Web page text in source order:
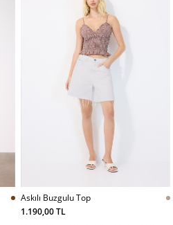
Askılı Buzgulu Top
1.190,00 TL